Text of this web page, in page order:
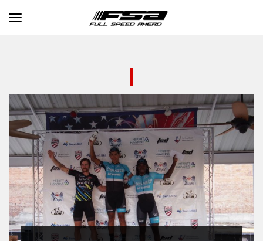
Toggle navigation